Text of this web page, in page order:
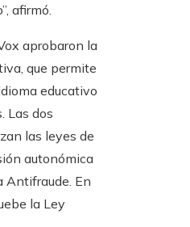
afirmó.
aprobaron la
que permite
educativo
Las dos
las leyes de
autonómica
Antifraude. En
la Ley